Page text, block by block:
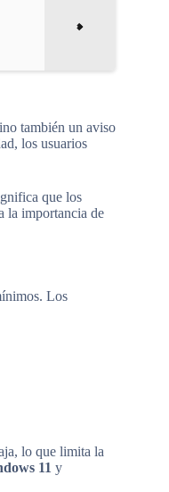
también un aviso
los usuarios
que los
la importancia de
Los
lo que limita la
11 y